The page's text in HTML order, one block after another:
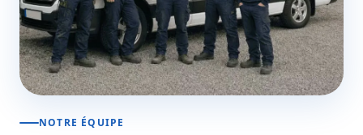
NOTRE ÉQUIPE